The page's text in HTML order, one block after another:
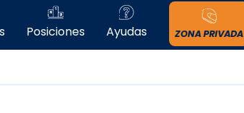
Posiciones Ayudas ZONA PRIVADA